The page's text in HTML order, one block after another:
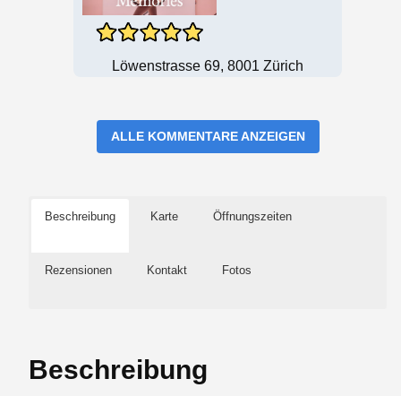
Löwenstrasse 69, 8001 Zürich
ALLE KOMMENTARE ANZEIGEN
Beschreibung Karte Öffnungszeiten
Rezensionen Kontakt Fotos
Beschreibung